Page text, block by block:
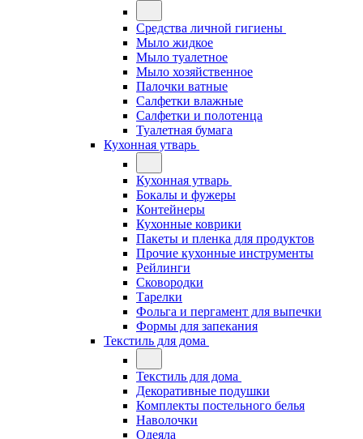
Средства личной гигиены
Мыло жидкое
Мыло туалетное
Мыло хозяйственное
Палочки ватные
Салфетки влажные
Салфетки и полотенца
Туалетная бумага
Кухонная утварь
Кухонная утварь
Бокалы и фужеры
Контейнеры
Кухонные коврики
Пакеты и пленка для продуктов
Прочие кухонные инструменты
Рейлинги
Сковородки
Тарелки
Фольга и пергамент для выпечки
Формы для запекания
Текстиль для дома
Текстиль для дома
Декоративные подушки
Комплекты постельного белья
Наволочки
Одеяла